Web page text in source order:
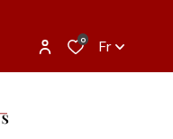
0 Fr